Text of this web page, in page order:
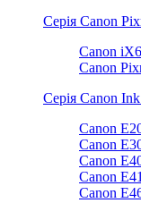
Серія Canon
Canon
Canon
Серія Canon
Canon
Canon
Canon
Canon
Canon